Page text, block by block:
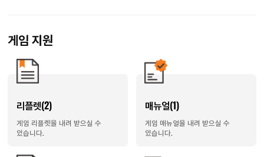
게임 지원
리플렛(2)
게임 리플렛을 내려 받으실 수
있습니다.
매뉴얼(1)
게임 매뉴얼을 내려 받으실 수
있습니다.